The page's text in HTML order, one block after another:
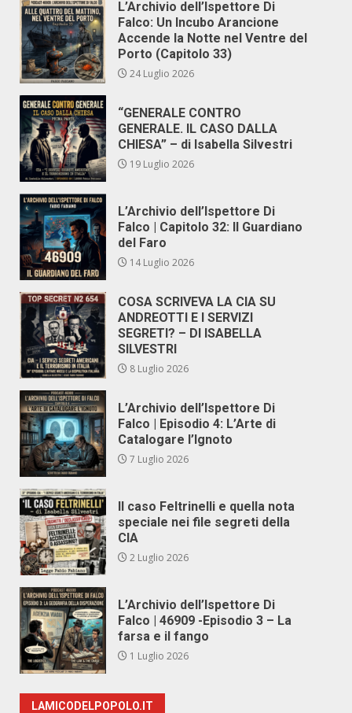
L’Archivio dell’Ispettore Di
Falco: Un Incubo Arancione
Accende la Notte nel Ventre del
Porto (Capitolo 33)
24 Luglio 2026
“GENERALE CONTRO
GENERALE. IL CASO DALLA
CHIESA” – di Isabella Silvestri
19 Luglio 2026
L’Archivio dell’Ispettore Di
Falco | Capitolo 32: Il Guardiano
del Faro
14 Luglio 2026
COSA SCRIVEVA LA CIA SU
ANDREOTTI E I SERVIZI
SEGRETI? – DI ISABELLA
SILVESTRI
8 Luglio 2026
L’Archivio dell’Ispettore Di
Falco | Episodio 4: L’Arte di
Catalogare l’Ignoto
7 Luglio 2026
Il caso Feltrinelli e quella nota
speciale nei file segreti della
CIA
2 Luglio 2026
L’Archivio dell’Ispettore Di
Falco | 46909 -Episodio 3 – La
farsa e il fango
1 Luglio 2026
LAMICODELPOPOLO.IT